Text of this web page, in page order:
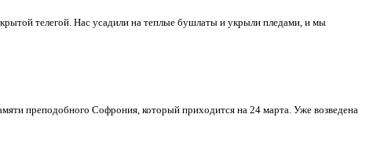
телегой. Нас усадили на теплые бушлаты и укрыли пледами, и мы
преподобного Софрония, который приходится на 24 марта. Уже возведена